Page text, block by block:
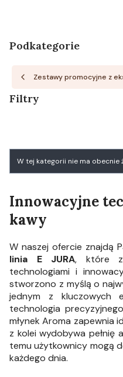
Podkategorie
Zestawy promocyjne z
Filtry
Lista produktów
W tej kategorii nie ma
Innowacyjne
kawy
W naszej ofercie znajdą
linia E JURA, które
technologiami i
stworzono z myślą o
jednym z kluczowych
technologia
młynek Aroma zapewnia
z kolei wydobywa pełnię
temu użytkownicy mogą
każdego dnia.